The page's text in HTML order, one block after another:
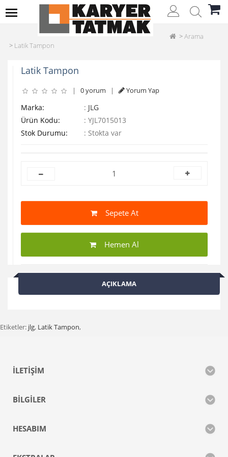
Arama
Latik Tampon
Latik Tampon
| 0 yorum | Yorum Yap
Marka: : JLG
Ürün Kodu:
: YJL7015013
Stok Durumu:
: Stokta var
Sepete At
Hemen Al
AÇIKLAMA
Etiketler: jlg, Latik Tampon,
İLETIŞIM
BILGILER
HESABIM